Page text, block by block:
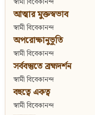
আত্মার মুক্তস্বভাব
স্বামী বিবেকানন্দ
অপরোক্ষানুভূতি
স্বামী বিবেকানন্দ
সর্ববস্তুতে ব্রহ্মদর্শন
স্বামী বিবেকানন্দ
বহুত্বে একত্ব
স্বামী বিবেকানন্দ